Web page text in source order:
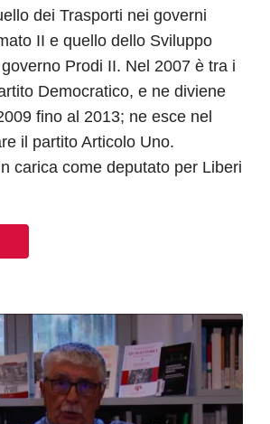
dei Trasporti nei governi
II e quello dello Sviluppo
Prodi II. Nel 2007 è tra i
Democratico, e ne diviene
fino al 2013; ne esce nel
il partito Articolo Uno.
carica come deputato per Liberi